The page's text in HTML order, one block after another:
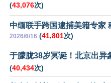
(43,076次)
中缅联手跨国逮捕美籍专家
2026/6/16 (41,801次)
于朦胧38岁冥诞！北京出异
(40,434次)